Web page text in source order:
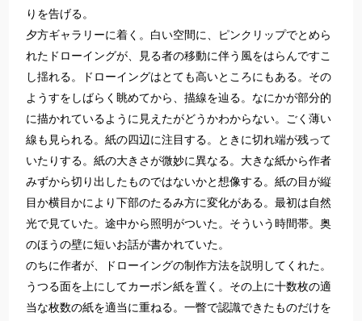
りを告げる。
夕方ギャラリーに着く。白い空間に、ピンクリップでとめら
れたドローイングが、見る者の移動に伴う風をはらんですこ
し揺れる。ドローイングはとても高いところにもある。その
ようすをしばらく眺めてから、描線を辿る。なにかが部分的
に描かれているように見えたがどうかわからない。ごく薄い
線も見られる。紙の四辺に注目する。ときに切れ端が残って
いたりする。紙の大きさが微妙に異なる。大きな紙から作者
みずから切り出したものではないかと想像する。紙の目が縦
目か横目かにより下部のたるみ方に変化がある。最初は自然
光で見ていた。途中から照明がついた。そういう時間帯。奥
のほうの壁に短いお話が書かれていた。
のちに作者が、ドローイングの制作方法を説明してくれた。
うつる面を上にしてカーボン紙を置く。その上に十数枚の適
当な枚数の紙を適当に重ねる。一瞥で認識できたものだけを